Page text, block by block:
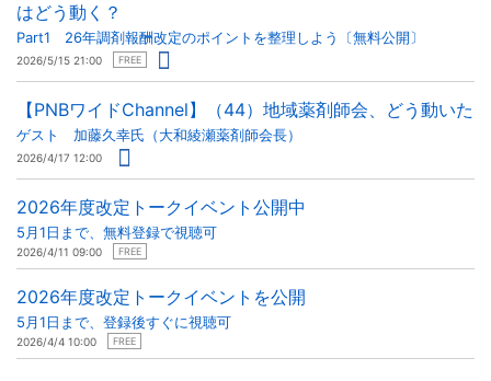
はどう動く？
Part1 26年調剤報酬改定のポイントを整理しよう〔無料公開〕
2026/5/15 21:00 FREE
【PNBワイドChannel】（44）地域薬剤師会、どう動いた
ゲスト 加藤久幸氏（大和綾瀬薬剤師会長）
2026/4/17 12:00
2026年度改定トークイベント公開中
5月1日まで、無料登録で視聴可
2026/4/11 09:00 FREE
2026年度改定トークイベントを公開
5月1日まで、登録後すぐに視聴可
2026/4/4 10:00 FREE